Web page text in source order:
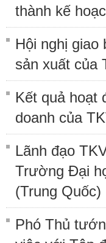
thành kế
Hội nghị giao
sản xuất của
Kết quả hoạt
doanh của
Lãnh đạo
Trường Đại
(Trung Quốc)
Phó Thủ